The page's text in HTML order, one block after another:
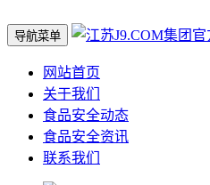
导航菜单
网站首页
关于我们
食品安全动态
食品安全资讯
联系我们